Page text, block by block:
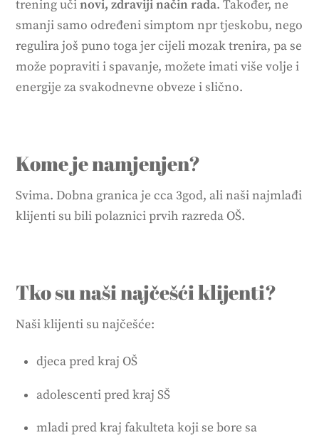
trening učinovi, zdraviji način rada. Također, ne
smanji samo određeni simptom npr tjeskobu, nego
regulira još puno toga jer cijeli mozak trenira, pa se
može popraviti i spavanje, možete imati više volje i
energije za svakodnevne obveze i slično.
Kome je namjenjen?
Svima. Dobna granica je cca 3god, ali naši najmlađi
klijenti su bili polaznici prvih razreda OŠ.
Tko su naši najčešći klijenti?
Naši klijenti su najčešće:
djeca pred kraj OŠ
adolescenti pred kraj SŠ
mladi pred kraj fakulteta koji se bore sa